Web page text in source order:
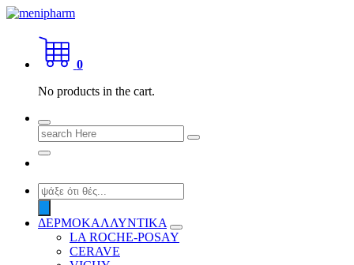
Skip
content
shop 2 easily
0
No products in the cart.
Search
for:
Products
search
ΔΕΡΜΟΚΑΛΛΥΝΤΙΚΑ
LA ROCHE-POSAY
CERAVE